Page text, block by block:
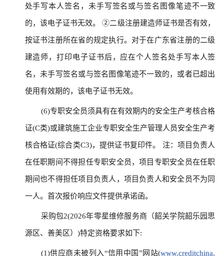
处手写本人签名，未手写签名或与签名图像笔迹不一致
的，该电子证书无效。 ②二级注册建造师证书是否有效，
按证书注册所在省的规定执行。对于在广东省注册的二级
建造师，打印电子证书后，应在个人签名处手写本人签
名，未手写签名或与签名图像笔迹不一致的，或者已超出
使用有效期的，该电子证书无效。
(6)专职安全员须具有在有效期内的安全生产考核合格
证(C类)或建筑施工企业专职安全生产管理人员安全生产考
核合格证(综合类C3)，提供证书复印件。 注：项目负责人
在任职期间不得担任专职安全员，项目专职安全员在任职
期间也不得担任项目负责人，项目负责人和安全员不为同
一人。首次报价响应文件提供承诺函。
采购包2(2026年零星维修服务商（韶关学院韶乐园思
源区、善美区）)特定资格要求如下:
(1)供应商未被列入“信用中国”网站(www.creditchina.